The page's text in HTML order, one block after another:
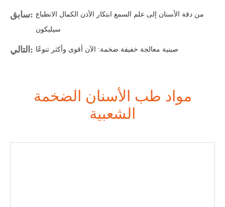
سابق: من دقة الأسنان إلى علم السمع ابتكار الأذن الكمال الانطباع
سيليكون
التالي: صينية معالجة خفيفة ضخمة: الآن أقوى وأكثر تنوعًا
مواد طب الأسنان الضخمة
الشعبية